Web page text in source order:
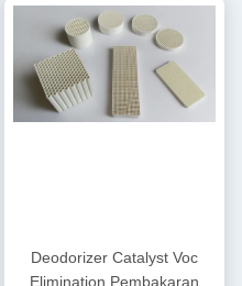
Deodorizer Catalyst Voc
Elimination Pembakaran